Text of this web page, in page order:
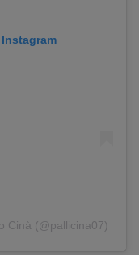
Cinà (@pallicina07)